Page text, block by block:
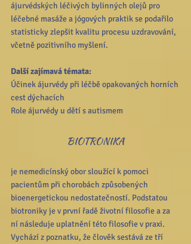
ájurvédských léčivých bylinných olejů pro
léčebné masáže a jógových praktik se podařilo
statisticky zlepšit kvalitu procesu uzdravování,
včetně pozitivního myšlení.
Další zajímavá témata:
Účinek ájurvédy při léčbě opakovaných horních
cest dýchacích
Role ájurvédy u dětí s autismem
BIOTRONIKA
je nemedicínský obor sloužící k pomoci
pacientům při chorobách způsobených
bioenergetickou nedostatečností. Podstatou
biotroniky je v první řadě životní filosofie a za
ní následuje uplatnění této filosofie v praxi.
Vychází z poznatku, že člověk sestává ze tří